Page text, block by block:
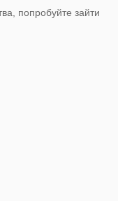
попробуйте зайти